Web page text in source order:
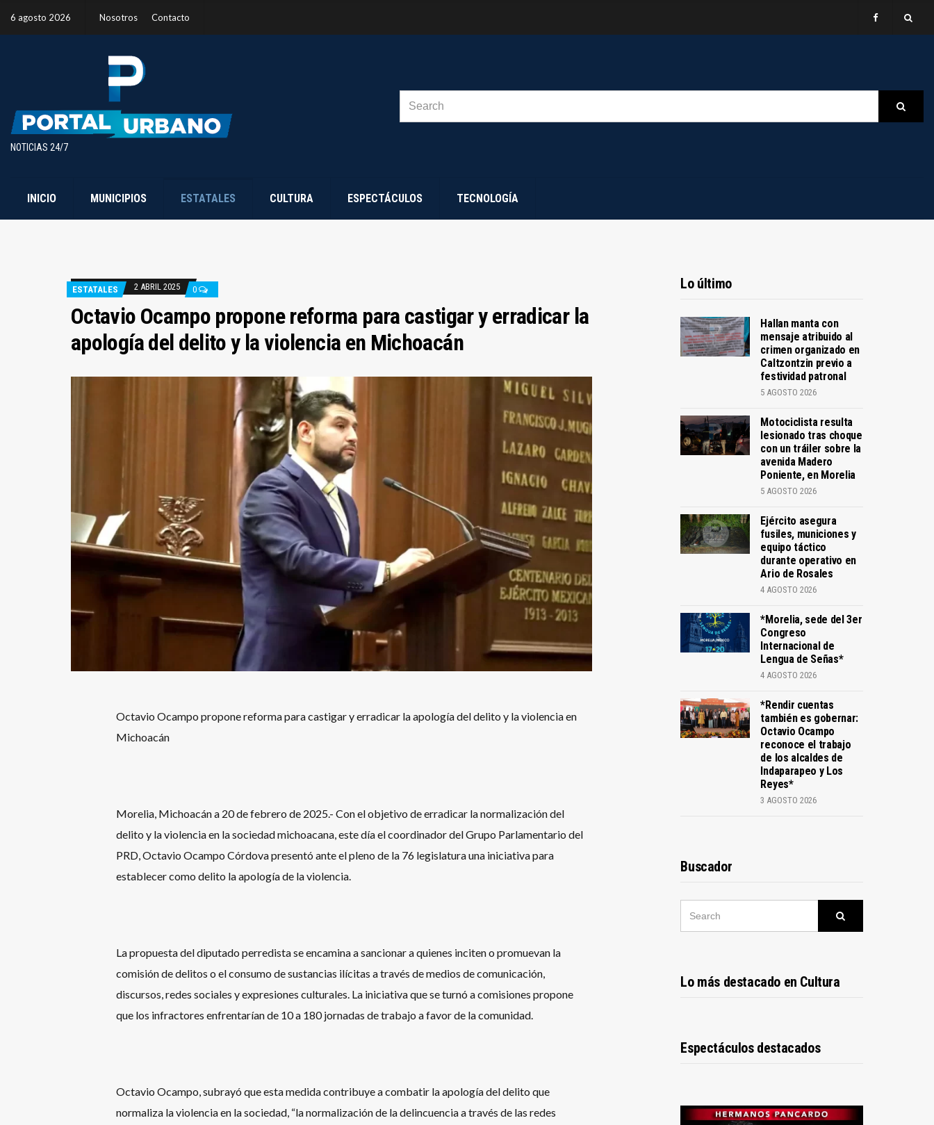
6 agosto 2026 Nosotros Contacto
NOTICIAS 24/7
INICIO MUNICIPIOS ESTATALES CULTURA ESPECTÁCULOS TECNOLOGÍA
ESTATALES 2 ABRIL 2025 0
Octavio Ocampo propone reforma para castigar y erradicar la
apología del delito y la violencia en Michoacán
Octavio Ocampo propone reforma para castigar y erradicar la apología del delito y la violencia en
Michoacán
Morelia, Michoacán a 20 de febrero de 2025.- Con el objetivo de erradicar la normalización del
delito y la violencia en la sociedad michoacana, este día el coordinador del Grupo Parlamentario del
PRD, Octavio Ocampo Córdova presentó ante el pleno de la 76 legislatura una iniciativa para
establecer como delito la apología de la violencia.
La propuesta del diputado perredista se encamina a sancionar a quienes inciten o promuevan la
comisión de delitos o el consumo de sustancias ilícitas a través de medios de comunicación,
discursos, redes sociales y expresiones culturales. La iniciativa que se turnó a comisiones propone
que los infractores enfrentarían de 10 a 180 jornadas de trabajo a favor de la comunidad.
Octavio Ocampo, subrayó que esta medida contribuye a combatir la apología del delito que
normaliza la violencia en la sociedad, “la normalización de la delincuencia a través de las redes
Lo último
Hallan manta con
mensaje atribuido al
crimen organizado en
Caltzontzin previo a
festividad patronal
5 AGOSTO 2026
Motociclista resulta
lesionado tras choque
con un tráiler sobre la
avenida Madero
Poniente, en Morelia
5 AGOSTO 2026
Ejército asegura
fusiles, municiones y
equipo táctico
durante operativo en
Ario de Rosales
4 AGOSTO 2026
*Morelia, sede del 3er
Congreso
Internacional de
Lengua de Señas*
4 AGOSTO 2026
*Rendir cuentas
también es gobernar:
Octavio Ocampo
reconoce el trabajo
de los alcaldes de
Indaparapeo y Los
Reyes*
3 AGOSTO 2026
Buscador
Lo más destacado en Cultura
Espectáculos destacados